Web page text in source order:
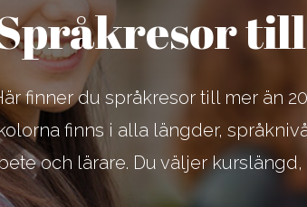
Game
Dance
Science
Aviation
Social Science,
Media, Communication
Tourism, Hotel, Event,
finner du språkresor till mer än
finns i alla längder,
och lärare. Du väljer